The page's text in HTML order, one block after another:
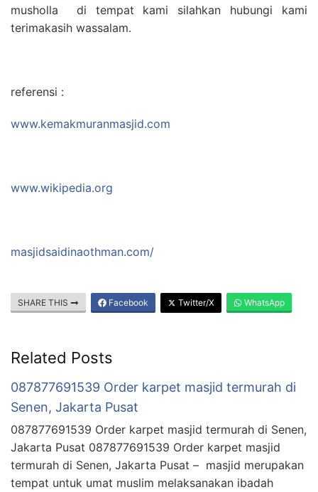
musholla di tempat kami silahkan hubungi kami
terimakasih wassalam.
referensi :
www.kemakmuranmasjid.com
www.wikipedia.org
masjidsaidinaothman.com/
SHARE THIS Facebook Twitter/X WhatsApp
Related Posts
087877691539 Order karpet masjid termurah di
Senen, Jakarta Pusat
087877691539 Order karpet masjid termurah di Senen,
Jakarta Pusat 087877691539 Order karpet masjid
termurah di Senen, Jakarta Pusat – masjid merupakan
tempat untuk umat muslim melaksanakan ibadah